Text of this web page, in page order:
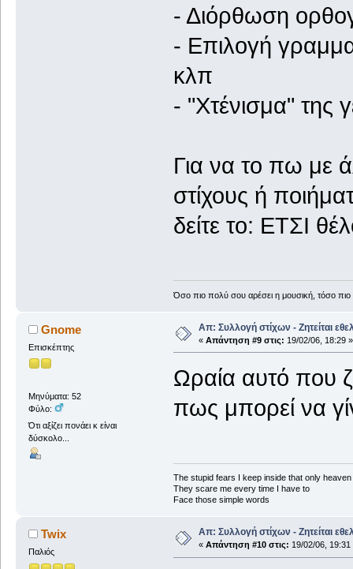
- Διόρθωση
- Επιλογή
κλπ
- "Χτένισμα" της
Για να το πω με
στίχους ή
δείτε το: ΕΤΣΙ
Όσο πιο πολύ σου αρέσει η μουσική, τόσο
Gnome
Επισκέπτης
Μηνύματα: 52
Φύλο:
Ότι αξίζει πονάει κ είναι
δύσκολο...
Απ: Συλλογή στίχων - Ζητείται
« Απάντηση #9 στις: 19/02/06, 18:29 »
Ωραία αυτό που
πως μπορεί να
The stupid fears I keep inside that only
They scare me every time I have to
Face those simple words
Twix
Παλιός
Απ: Συλλογή στίχων - Ζητείται
« Απάντηση #10 στις: 19/02/06, 19:31